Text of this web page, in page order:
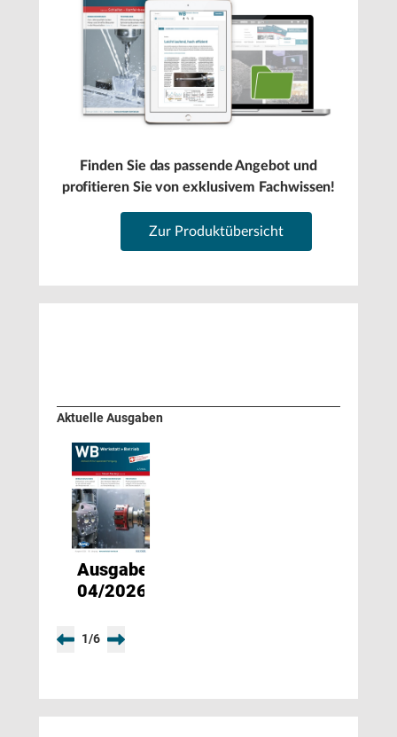
Finden Sie das passende Angebot und
profitieren Sie von exklusivem Fachwissen!
Zur Produktübersicht
Aktuelle Ausgaben
Ausgabe
04/2026
1/6